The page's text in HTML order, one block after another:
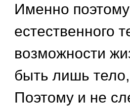
Именно
естественного
возможности
быть лишь
Поэтому и не